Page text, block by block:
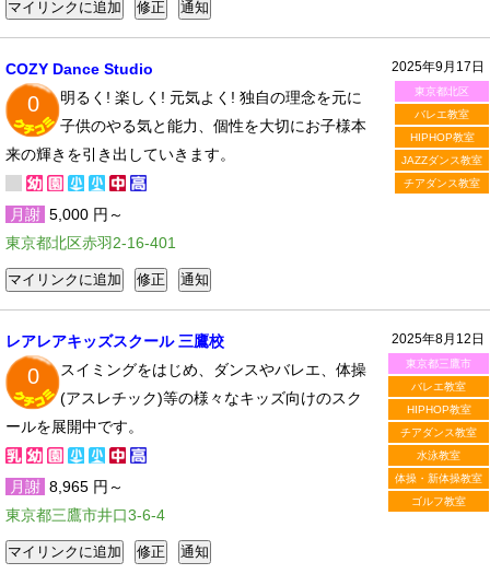
2025年9月17日
東京都北区
バレエ教室
HIPHOP教室
JAZZダンス教室
チアダンス教室
COZY Dance Studio
0
明るく! 楽しく! 元気よく! 独自の理念を元に
子供のやる気と能力、個性を大切にお子様本
来の輝きを引き出していきます。
月謝 5,000 円～
東京都北区赤羽2-16-401
2025年8月12日
東京都三鷹市
バレエ教室
HIPHOP教室
チアダンス教室
水泳教室
体操・新体操教室
ゴルフ教室
レアレアキッズスクール 三鷹校
0
スイミングをはじめ、ダンスやバレエ、体操
(アスレチック)等の様々なキッズ向けのスク
ールを展開中です。
月謝 8,965 円～
東京都三鷹市井口3-6-4